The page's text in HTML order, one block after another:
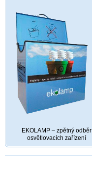
EKOLAMP – zpětný odběr
osvětlovacích zařízení